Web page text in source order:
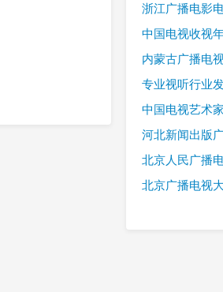
浙江广播电影
中国电视收视
内蒙古广播电
专业视听行业
中国电视艺术
河北新闻出版
北京人民广播
北京广播电视